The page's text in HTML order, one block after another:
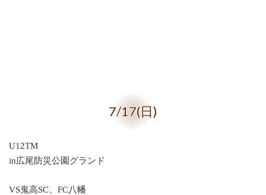
7/17(日)
U12TM
in広尾防災公園グランド
VS鬼高SC、FC八幡